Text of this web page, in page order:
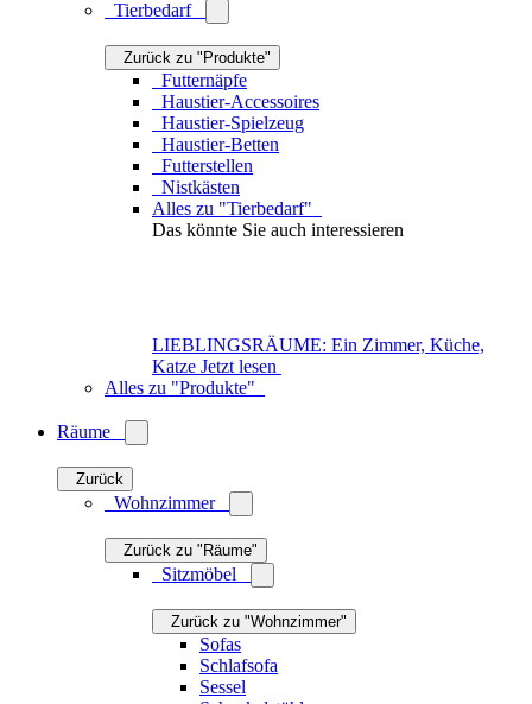
Tische
Zurück zu "Wohnzimmer"
Couchtische
Beistelltische
Esstische
Tischplatten
Tischbeine & Tischböcke
Konsolentische
Alles zu "Tische"
Aufbewahrungsmöbel
TV-Möbel
Highboards
Lowboards
Standregale
Flaschenregale
Schränke
Vitrinen & Setzkästen
Servierwagen
Alles zu "Aufbewahrungsmöbel"
Leuchten
Zurück zu "Wohnzimmer"